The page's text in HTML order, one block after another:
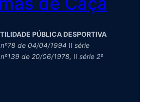
PÚBLICA DESPORTIVA
de 04/04/1994 II série
de 20/06/1978, II série 2º